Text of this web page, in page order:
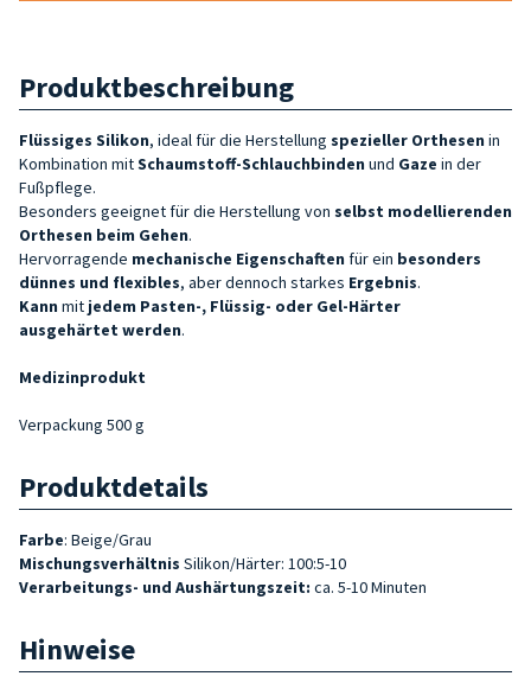
Produktbeschreibung
Flüssiges Silikon, ideal für die Herstellung spezieller Orthesen in
Kombination mitSchaumstoff-Schlauchbinden und Gaze in der
Fußpflege.
Besonders geeignet für die Herstellung von selbst modellierenden
Orthesen beim Gehen.
Hervorragende mechanische Eigenschaften für ein besonders
dünnes und flexibles, aber dennoch starkes Ergebnis.
Kann mit jedem Pasten-, Flüssig- oder Gel-Härter
ausgehärtet werden.
Medizinprodukt
Verpackung 500 g
Produktdetails
Farbe: Beige/Grau
Mischungsverhältnis Silikon/Härter: 100:5-10
Verarbeitungs- und Aushärtungszeit: ca. 5-10 Minuten
Hinweise